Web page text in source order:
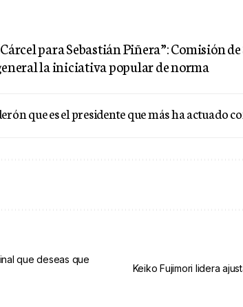
para Sebastián Piñera”: Comisión
la iniciativa popular de norma
que es el presidente que más ha actuado
que deseas que
Keiko Fujimori lidera